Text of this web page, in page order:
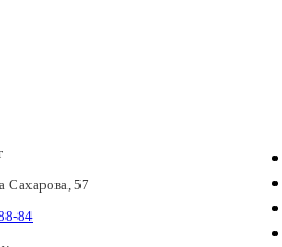
Сахарова, 57
84